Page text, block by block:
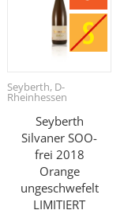
Seyberth, D-
Rheinhessen
Seyberth
Silvaner SOO-
frei 2018
Orange
ungeschwefelt
LIMITIERT